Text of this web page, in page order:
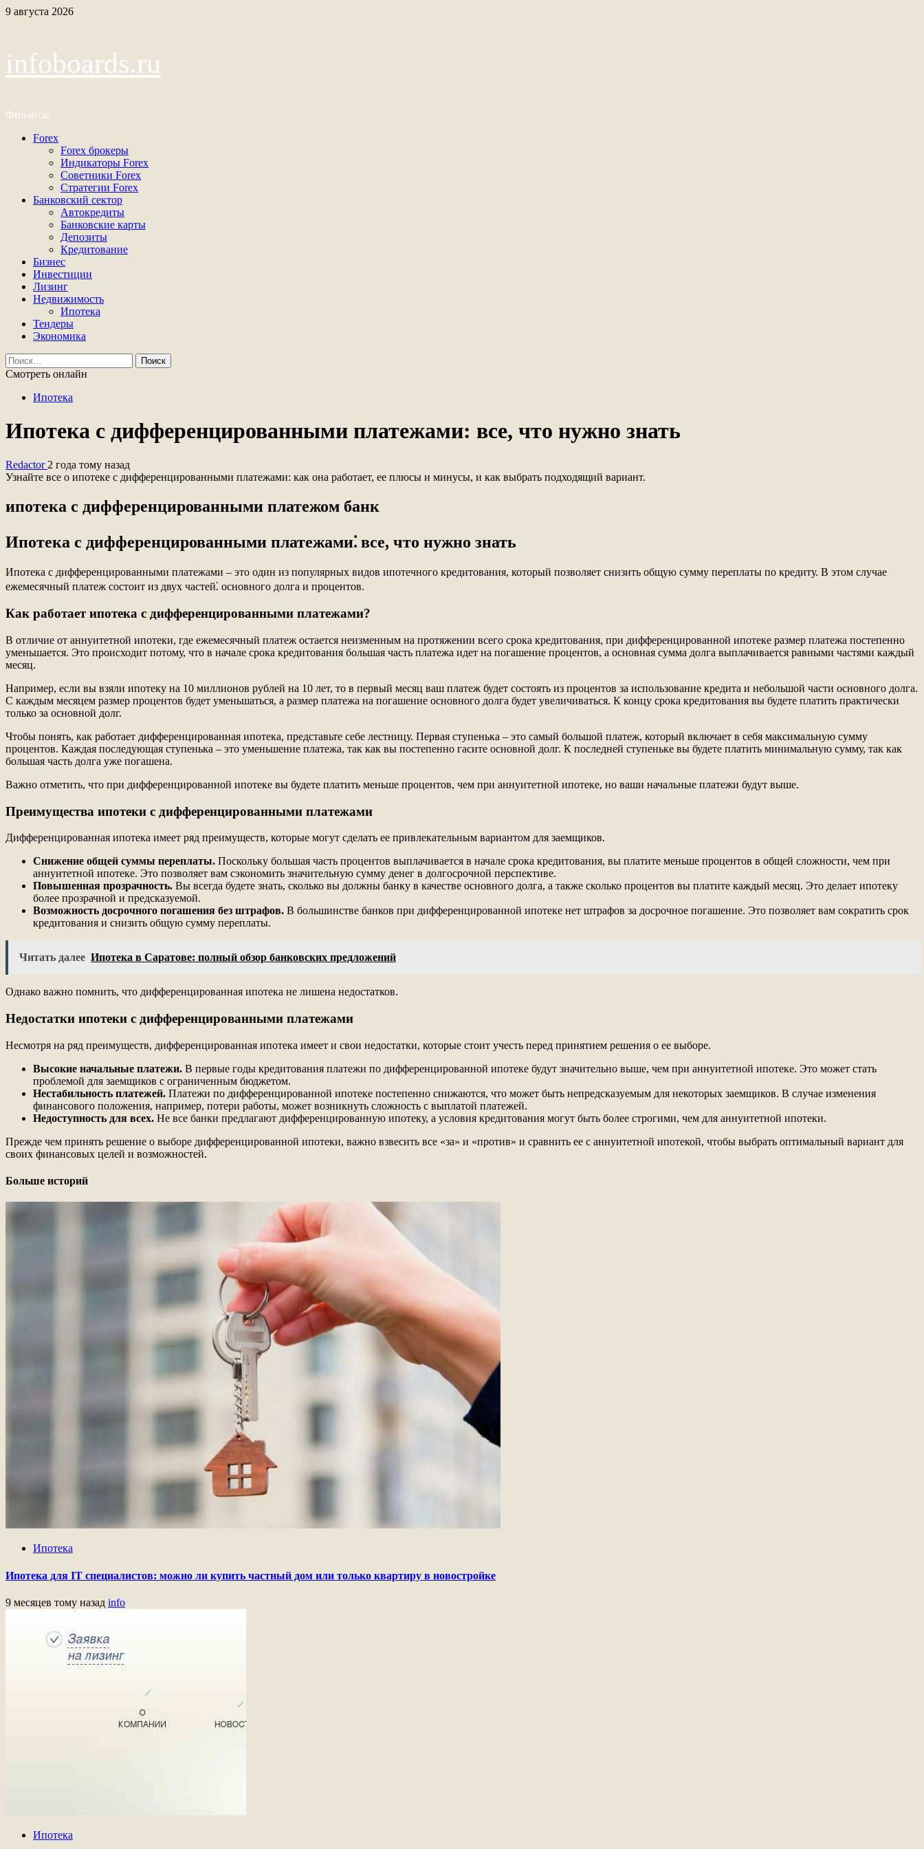
Перейти
9 августа 2026
infoboards.ru
Финансы
Основное
Forex
Forex брокеры
Индикаторы Forex
Советники Forex
Стратегии Forex
Банковский сектор
Автокредиты
Банковские карты
Депозиты
Кредитование
Бизнес
Инвестиции
Лизинг
Недвижимость
Ипотека
Тендеры
Экономика
Найти:
Смотреть онлайн
Ипотека
Ипотека с дифференцированными платежами: все, что нужно знать
Redactor 2 года тому назад
Узнайте все о ипотеке с дифференцированными платежами: как она работает, ее плюсы и минусы, и как выбрать подходящий вариант.
ипотека с дифференцированными платежом банк
Ипотека с дифференцированными платежами⁚ все, что нужно знать
Ипотека с дифференцированными платежами – это один из популярных видов ипотечного кредитования, который позволяет снизить общую сумму переплаты по кредиту. В этом случае
ежемесячный платеж состоит из двух частей⁚ основного долга и процентов.
Как работает ипотека с дифференцированными платежами?
В отличие от аннуитетной ипотеки, где ежемесячный платеж остается неизменным на протяжении всего срока кредитования, при дифференцированной ипотеке размер платежа постепенно
уменьшается. Это происходит потому, что в начале срока кредитования большая часть платежа идет на погашение процентов, а основная сумма долга выплачивается равными частями каждый
месяц.
Например, если вы взяли ипотеку на 10 миллионов рублей на 10 лет, то в первый месяц ваш платеж будет состоять из процентов за использование кредита и небольшой части основного долга.
С каждым месяцем размер процентов будет уменьшаться, а размер платежа на погашение основного долга будет увеличиваться. К концу срока кредитования вы будете платить практически
только за основной долг.
Чтобы понять, как работает дифференцированная ипотека, представьте себе лестницу. Первая ступенька – это самый большой платеж, который включает в себя максимальную сумму
процентов. Каждая последующая ступенька – это уменьшение платежа, так как вы постепенно гасите основной долг. К последней ступеньке вы будете платить минимальную сумму, так как
большая часть долга уже погашена.
Важно отметить, что при дифференцированной ипотеке вы будете платить меньше процентов, чем при аннуитетной ипотеке, но ваши начальные платежи будут выше.
Преимущества ипотеки с дифференцированными платежами
Дифференцированная ипотека имеет ряд преимуществ, которые могут сделать ее привлекательным вариантом для заемщиков.
Снижение общей суммы переплаты. Поскольку большая часть процентов выплачивается в начале срока кредитования, вы платите меньше процентов в общей сложности, чем при
аннуитетной ипотеке. Это позволяет вам сэкономить значительную сумму денег в долгосрочной перспективе.
Повышенная прозрачность. Вы всегда будете знать, сколько вы должны банку в качестве основного долга, а также сколько процентов вы платите каждый месяц. Это делает ипотеку
более прозрачной и предсказуемой.
Возможность досрочного погашения без штрафов. В большинстве банков при дифференцированной ипотеке нет штрафов за досрочное погашение. Это позволяет вам сократить срок
кредитования и снизить общую сумму переплаты.
Читать далее Ипотека в Саратове: полный обзор банковских предложений
Однако важно помнить, что дифференцированная ипотека не лишена недостатков.
Недостатки ипотеки с дифференцированными платежами
Несмотря на ряд преимуществ, дифференцированная ипотека имеет и свои недостатки, которые стоит учесть перед принятием решения о ее выборе.
Высокие начальные платежи. В первые годы кредитования платежи по дифференцированной ипотеке будут значительно выше, чем при аннуитетной ипотеке. Это может стать
проблемой для заемщиков с ограниченным бюджетом.
Нестабильность платежей. Платежи по дифференцированной ипотеке постепенно снижаются, что может быть непредсказуемым для некоторых заемщиков. В случае изменения
финансового положения, например, потери работы, может возникнуть сложность с выплатой платежей.
Недоступность для всех. Не все банки предлагают дифференцированную ипотеку, а условия кредитования могут быть более строгими, чем для аннуитетной ипотеки.
Прежде чем принять решение о выборе дифференцированной ипотеки, важно взвесить все «за» и «против» и сравнить ее с аннуитетной ипотекой, чтобы выбрать оптимальный вариант для
своих финансовых целей и возможностей.
Больше историй
Ипотека
Ипотека для IT специалистов: можно ли купить частный дом или только квартиру в новостройке
9 месяцев тому назад info
Ипотека